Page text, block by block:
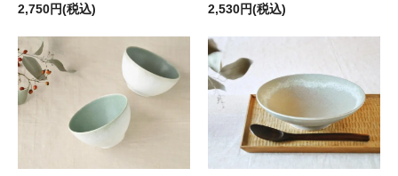
2,750円(税込)
2,530円(税込)